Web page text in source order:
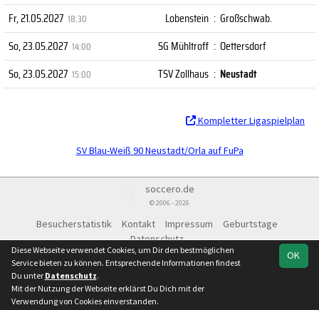
Team
Kreisoberliga-
Kleinfeld
Spielplan
Fr, 21.05.2027 18:30 Lobenstein : Großschwab.
So, 23.05.2027 14:00 SG Mühltroff : Oettersdorf
So, 23.05.2027 15:00 TSV Zollhaus : Neustadt
Kompletter Ligaspielplan
SV Blau-Weiß 90 Neustadt/Orla auf FuPa
soccero.de
© 2006 - 2026
Besucherstatistik Kontakt Impressum
Geburtstage
Datenschutz
OK
Diese Webseite verwendet Cookies, um Dir den bestmöglichen
Service bieten zu können. Entsprechende Informationen findest
Du unter Datenschutz.
Mit der Nutzung der Webseite erklärst Du Dich mit der
Verwendung von Cookies einverstanden.